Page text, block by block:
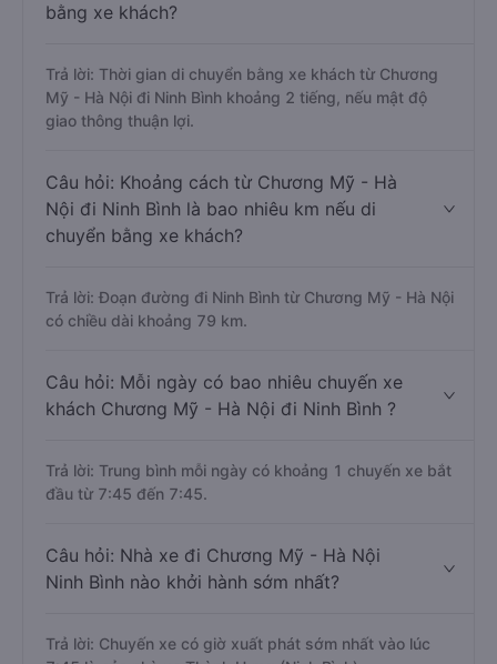
bằng xe khách?
Trả lời: Thời gian di chuyển bằng xe khách từ Chương
Mỹ - Hà Nội đi Ninh Bình khoảng 2 tiếng, nếu mật độ
giao thông thuận lợi.
Câu hỏi: Khoảng cách từ Chương Mỹ - Hà
Nội đi Ninh Bình là bao nhiêu km nếu di
chuyển bằng xe khách?
Trả lời: Đoạn đường đi Ninh Bình từ Chương Mỹ - Hà Nội
có chiều dài khoảng 79 km.
Câu hỏi: Mỗi ngày có bao nhiêu chuyến xe
khách Chương Mỹ - Hà Nội đi Ninh Bình ?
Trả lời: Trung bình mỗi ngày có khoảng 1 chuyến xe bắt
đầu từ 7:45 đến 7:45.
Câu hỏi: Nhà xe đi Chương Mỹ - Hà Nội
Ninh Bình nào khởi hành sớm nhất?
Trả lời: Chuyến xe có giờ xuất phát sớm nhất vào lúc